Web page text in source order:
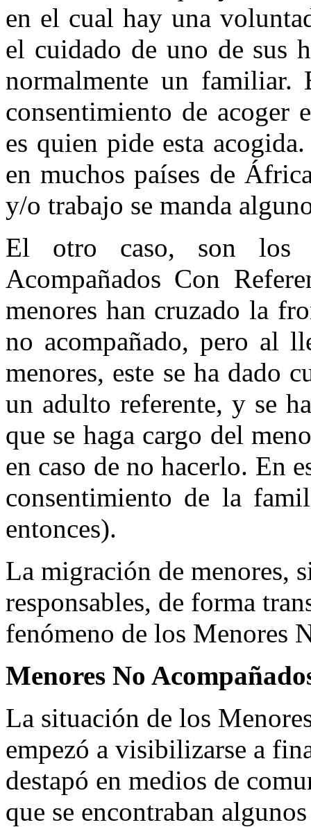
en el cual hay una
el cuidado de uno de sus
normalmente un familiar.
consentimiento de
es quien pide esta
en muchos países de
y/o trabajo se manda
El otro caso, son los
Acompañados Con
menores han cruzado la
no acompañado, pero al
menores, este se ha dado
un adulto referente, y se
que se haga cargo del
en caso de no hacerlo. En
consentimiento de la
entonces).
La migración de menores,
responsables, de forma
fenómeno de los Menores
Menores No
La situación de los
empezó a visibilizarse a
destapó en medios de
que se encontraban